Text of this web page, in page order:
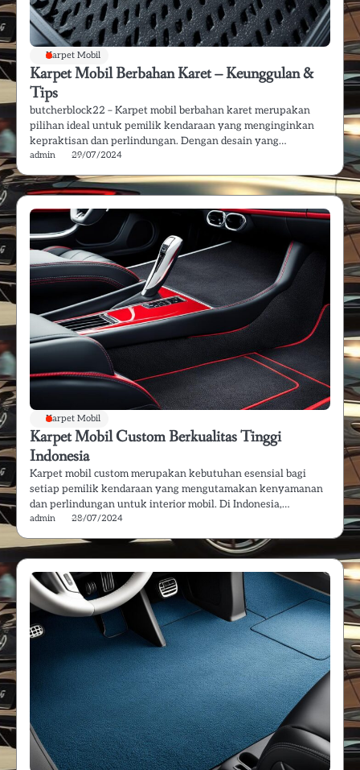
Karpet Mobil
Karpet Mobil Berbahan Karet – Keunggulan &
Tips
butcherblock22 – Karpet mobil berbahan karet merupakan
pilihan ideal untuk pemilik kendaraan yang menginginkan
kepraktisan dan perlindungan. Dengan desain yang…
admin 29/07/2024
Karpet Mobil
Karpet Mobil Custom Berkualitas Tinggi
Indonesia
Karpet mobil custom merupakan kebutuhan esensial bagi
setiap pemilik kendaraan yang mengutamakan kenyamanan
dan perlindungan untuk interior mobil. Di Indonesia,…
admin 28/07/2024